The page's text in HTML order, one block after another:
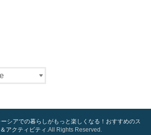
ーシアでの暮らしがもっと楽しくなる！おすすめのス
アクティビティ .All Rights Reserved.